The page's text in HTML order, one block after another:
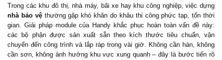
Trong các khu đô thị, nhà máy, bãi xe hay khu công nghiệp, việc dựng
nhà bảo vệthường gặp khó khăn do khâu thi công phức tạp, tốn thời
gian. Giải pháp module của Handy khắc phục hoàn toàn vấn đề này:
các bộ phận được sản xuất sẵn theo kích thước tiêu chuẩn, vận
chuyển đến công trình và lắp ráp trong vài giờ. Không cần hàn, không
cần sơn, không ảnh hưởng khu vực xung quanh – đây là bước tiến rõ